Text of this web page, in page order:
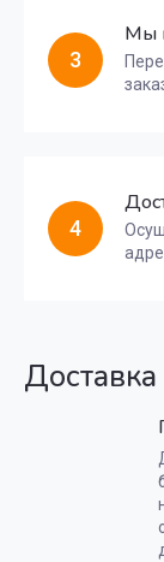
3
Мы
4
Доставка